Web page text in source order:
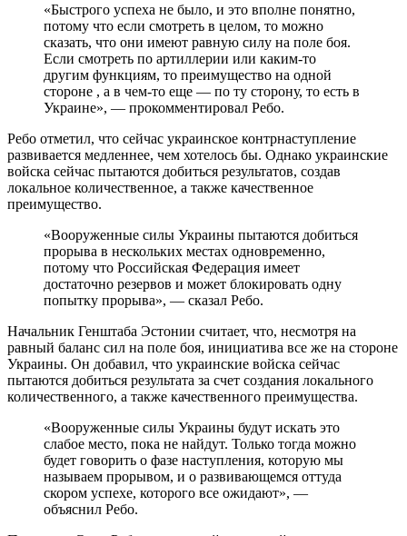
«Быстрого успеха не было, и это вполне понятно,
потому что если смотреть в целом, то можно
сказать, что они имеют равную силу на поле боя.
Если смотреть по артиллерии или каким-то
другим функциям, то преимущество на одной
стороне , а в чем-то еще — по ту сторону, то есть в
Украине», — прокомментировал Ребо.
Ребо отметил, что сейчас украинское контрнаступление
развивается медленнее, чем хотелось бы. Однако украинские
войска сейчас пытаются добиться результатов, создав
локальное количественное, а также качественное
преимущество.
«Вооруженные силы Украины пытаются добиться
прорыва в нескольких местах одновременно,
потому что Российская Федерация имеет
достаточно резервов и может блокировать одну
попытку прорыва», — сказал Ребо.
Начальник Генштаба Эстонии считает, что, несмотря на
равный баланс сил на поле боя, инициатива все же на стороне
Украины. Он добавил, что украинские войска сейчас
пытаются добиться результата за счет создания локального
количественного, а также качественного преимущества.
«Вооруженные силы Украины будут искать это
слабое место, пока не найдут. Только тогда можно
будет говорить о фазе наступления, которую мы
называем прорывом, и о развивающемся оттуда
скором успехе, которого все ожидают», —
объяснил Ребо.